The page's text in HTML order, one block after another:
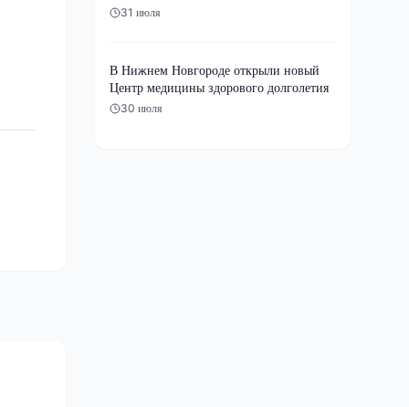
31 июля
В Нижнем Новгороде открыли новый
Центр медицины здорового долголетия
30 июля